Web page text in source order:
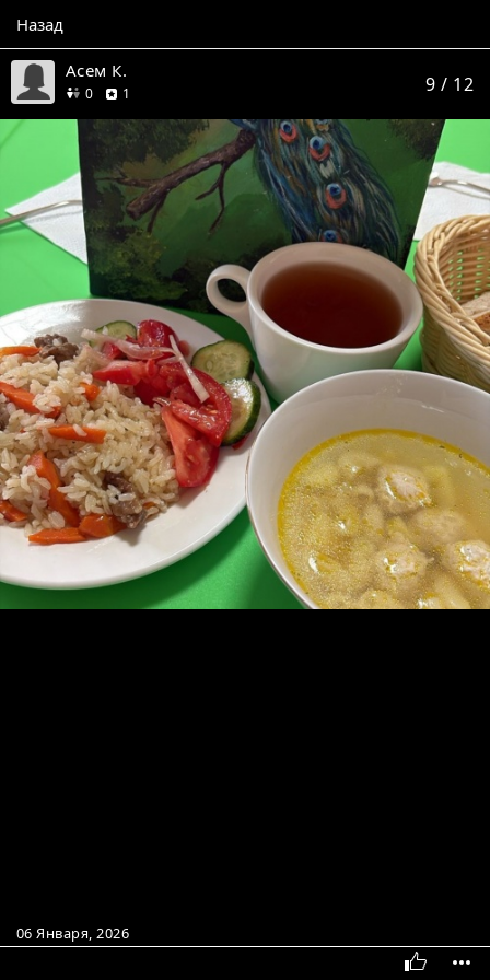
Назад
Асем К.
0друзей
1 9 / 12
06 Января, 2026